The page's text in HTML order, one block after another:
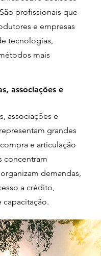
profissionais que
e empresas
tecnologias,
mais
associações e
associações e
grandes
e articulação
concentram
demandas,
a crédito,